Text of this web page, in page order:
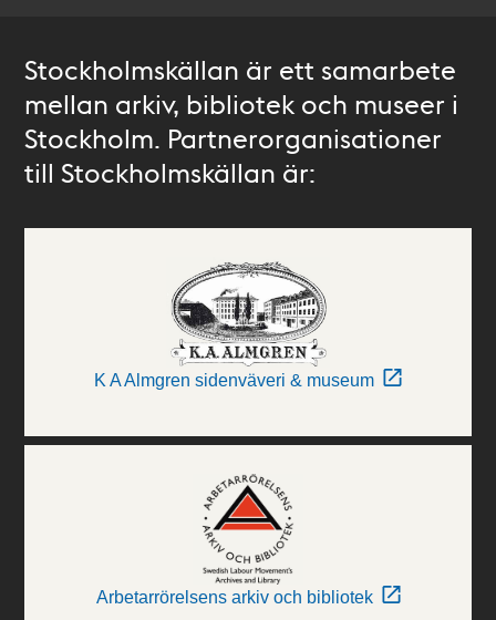
Stockholmskällan är ett samarbete
mellan arkiv, bibliotek och museer i
Stockholm. Partnerorganisationer
till Stockholmskällan är:
K A Almgren sidenväveri & museum
Arbetarrörelsens arkiv och bibliotek